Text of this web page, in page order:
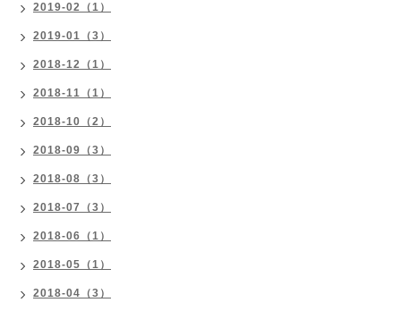
2019-02（1）
2019-01（3）
2018-12（1）
2018-11（1）
2018-10（2）
2018-09（3）
2018-08（3）
2018-07（3）
2018-06（1）
2018-05（1）
2018-04（3）